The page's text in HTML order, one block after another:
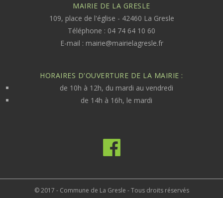
MAIRIE DE LA GRESLE
109, place de l'église - 42460 La Gresle
Téléphone : 04 74 64 10 60
E-mail : mairie@mairielagresle.fr
HORAIRES D'OUVERTURE DE LA MAIRIE :
de 10h à 12h, du mardi au vendredi
de 14h à 16h, le mardi
© 2017 - Commune de La Gresle - Tous droits réservés